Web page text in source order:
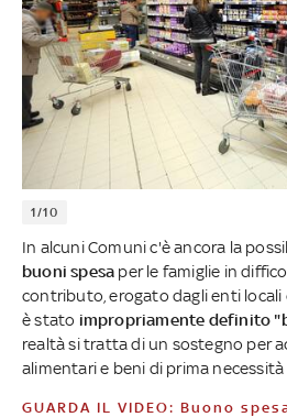
1/10
In alcuni Comuni c'è ancora la
buoni spesa per le famiglie in
contributo, erogato dagli enti locali
è stato impropriamente definito
realtà si tratta di un sostegno per
alimentari e beni di prima necessità
GUARDA IL VIDEO: Buono spesa, riaperti i termini in